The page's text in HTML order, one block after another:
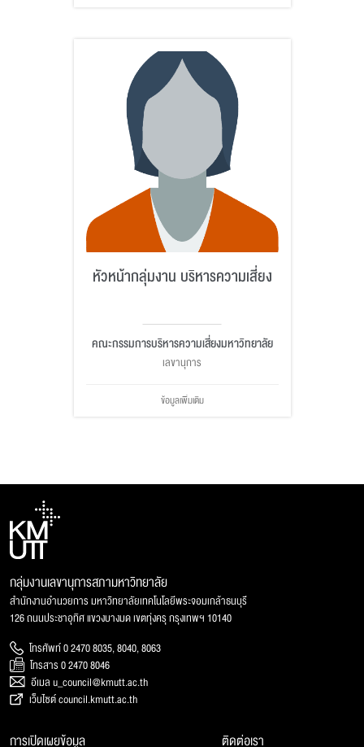
หัวหน้ากลุ่มงาน บริหารความเสี่ยง
คณะกรรมการบริหารความเสี่ยงมหาวิทยาลัย
เลขานุการ
ข้อมูลเพิ่มเติม
กลุ่มงานเลขานุการสภามหาวิทยาลัย
สำนักงานอำนวยการ มหาวิทยาลัยเทคโนโลยีพระจอมเกล้าธนบุรี
126 ถนนประชาอุทิศ แขวงบางมด เขตทุ่งครุ กรุงเทพฯ 10140
โทรศัพท์ 0 2470 8035, 8040, 8063
โทรสาร 0 2470 8046
อีเมล u_council@kmutt.ac.th
เว็บไซต์ council.kmutt.ac.th
การเปิดเผยข้อมูล ติดต่อเรา